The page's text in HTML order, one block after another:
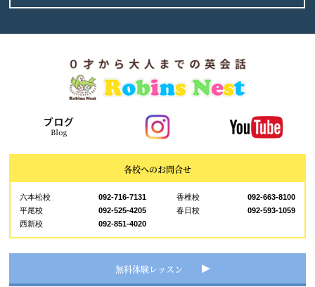
各校へのお問合せ
六本松校 092-716-7131 香椎校
092-663-8100
平尾校
092-525-4205 春日校
092-593-1059
西新校
092-851-4020
無料体験レッスン